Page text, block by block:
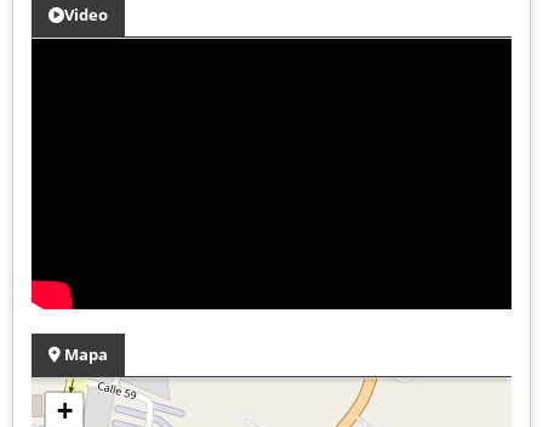
Video
Mapa
+